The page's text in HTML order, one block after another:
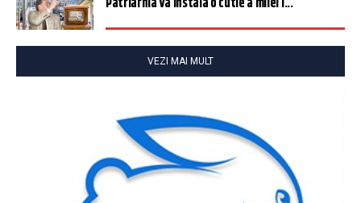
VEZI MAI MULT